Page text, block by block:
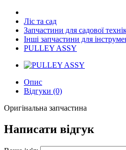
Ліс та сад
Запчастини для садової
Інші запчастини для
PULLEY ASSY
Опис
Відгуки (0)
Оригінальна запчастина
Написати відгук